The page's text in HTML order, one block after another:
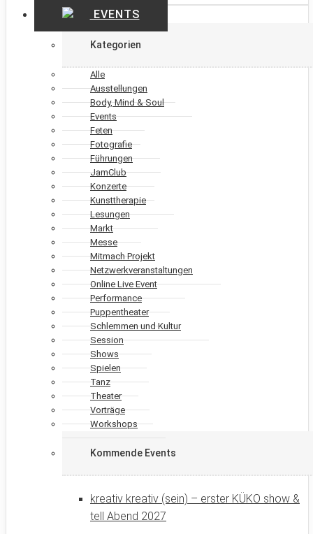
EVENTS
Kategorien
Alle
Ausstellungen
Body, Mind & Soul
Events
Feten
Fotografie
Führungen
JamClub
Konzerte
Kunsttherapie
Lesungen
Markt
Messe
Mitmach Projekt
Netzwerkveranstaltungen
Online Live Event
Performance
Puppentheater
Schlemmen und Kultur
Session
Shows
Spielen
Tanz
Theater
Vorträge
Workshops
Kommende Events
kreativ kreativ (sein) – erster KÜKO show &
tell Abend 2027